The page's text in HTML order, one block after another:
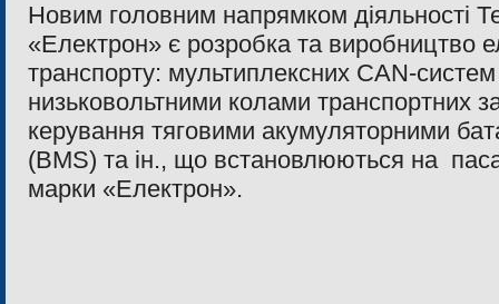
Новим головним напрямком діяльності
«Електрон» є розробка та виробництво
транспорту: мультиплексних CAN-
низьковольтними колами транспортних
керування тяговими акумуляторними
(BMS) та ін., що встановлюються на
марки «Електрон».